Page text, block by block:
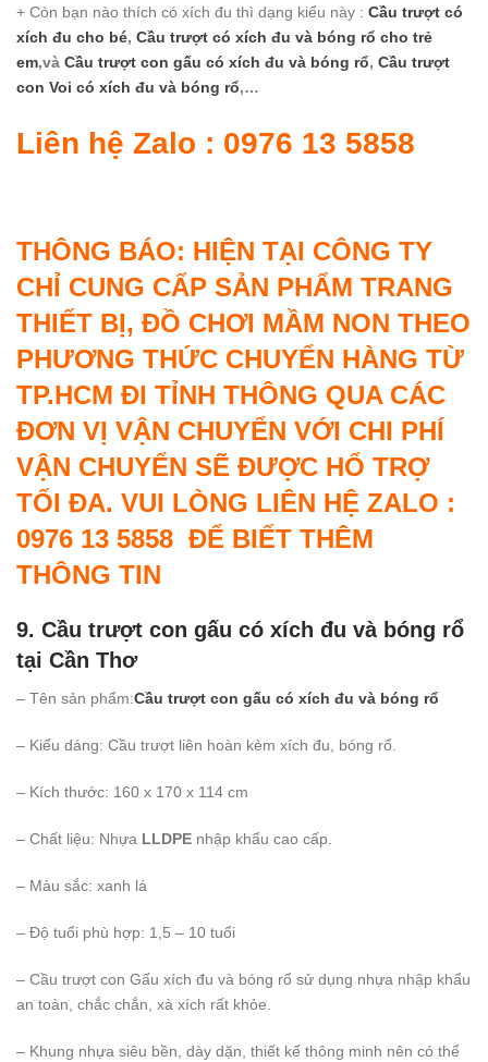
+ Còn bạn nào thích có xích đu thì dạng kiểu này : Cầu trượt có
xích đu cho bé, Cầu trượt có xích đu và bóng rổ cho trẻ
em,và Cầu trượt con gấu có xích đu và bóng rổ, Cầu trượt
con Voi có xích đu và bóng rổ,…
Liên hệ Zalo : 0976 13 5858
THÔNG BÁO: HIỆN TẠI CÔNG TY
CHỈ CUNG CẤP SẢN PHẨM TRANG
THIẾT BỊ, ĐỒ CHƠI MẦM NON THEO
PHƯƠNG THỨC CHUYỂN HÀNG TỪ
TP.HCM ĐI TỈNH THÔNG QUA CÁC
ĐƠN VỊ VẬN CHUYỂN VỚI CHI PHÍ
VẬN CHUYỂN SẼ ĐƯỢC HỔ TRỢ
TỐI ĐA. VUI LÒNG LIÊN HỆ ZALO :
0976 13 5858 ĐỂ BIẾT THÊM
THÔNG TIN
9. Cầu trượt con gấu có xích đu và bóng rổ
tại Cần Thơ
– Tên sản phẩm:Cầu trượt con gấu có xích đu và bóng rổ
– Kiểu dáng: Cầu trượt liên hoàn kèm xích đu, bóng rổ.
– Kích thước: 160 x 170 x 114 cm
– Chất liệu: Nhựa LLDPE nhập khẩu cao cấp.
– Màu sắc: xanh lá
– Độ tuổi phù hợp: 1,5 – 10 tuổi
– Cầu trượt con Gấu xích đu và bóng rổ sử dụng nhựa nhập khẩu
an toàn, chắc chắn, xà xích rất khỏe.
– Khung nhựa siêu bền, dày dặn, thiết kế thông minh nên có thể